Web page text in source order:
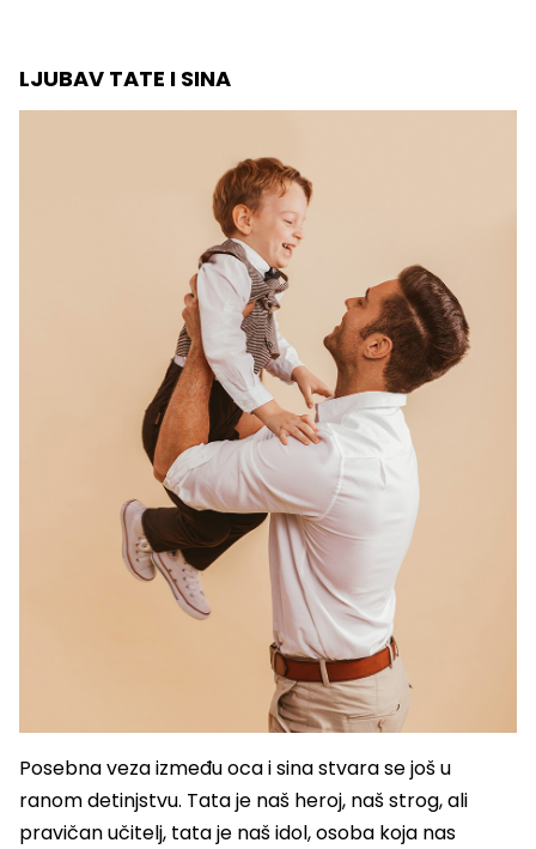
LJUBAV TATE I SINA
Posebna veza između oca i sina stvara se još u
ranom detinjstvu. Tata je naš heroj, naš strog, ali
pravičan učitelj, tata je naš idol, osoba koja nas